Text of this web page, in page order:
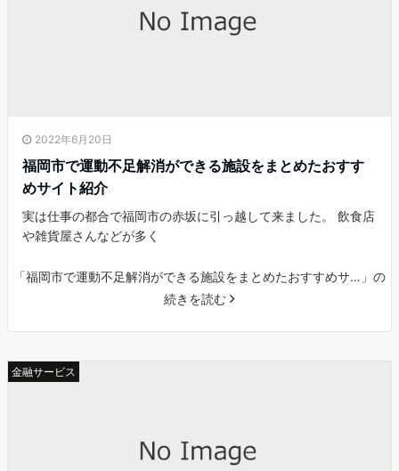
2022年6月20日
福岡市で運動不足解消ができる施設をまとめたおすす
めサイト紹介
実は仕事の都合で福岡市の赤坂に引っ越して来ました。 飲食店
や雑貨屋さんなどが多く
「福岡市で運動不足解消ができる施設をまとめたおすすめサ…」の
続きを読む
金融サービス